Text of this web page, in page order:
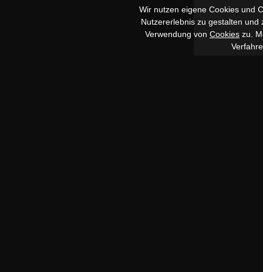
Wir nutzen eigene Cookies und
Nutzererlebnis zu gestalten
Verwendung von Cookies zu.